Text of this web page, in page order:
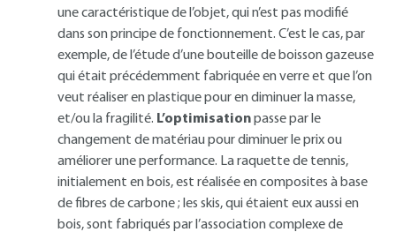
une caractéristique de l’objet, qui n’est pas modifié
dans son principe de fonctionnement. C’est le cas, par
exemple, de l’étude d’une bouteille de boisson gazeuse
qui était précédemment fabriquée en verre et que l’on
veut réaliser en plastique pour en diminuer la masse,
et/ou la fragilité. L’optimisationpasse par le
changement de matériau pour diminuer le prix ou
améliorer une performance. La raquette de tennis,
initialement en bois, est réalisée en composites à base
de fibres de carbone ; les skis, qui étaient eux aussi en
bois, sont fabriqués par l’association complexe de